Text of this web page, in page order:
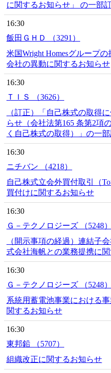
に関するお知らせ」 の一部
16:30
飯田ＧＨＤ （3291）
米国Wright Homesグループ
会社の異動に関するお知らせ
16:30
ＴＩＳ （3626）
（訂正）「自己株式の取得
らせ（会社法第165 条第2項
く自己株式の取得）」の一
16:30
ニチバン （4218）
自己株式立会外買付取引（
買付けに関するお知らせ
16:30
Ｇ－テクノロジーズ （5248）
（開示事項の経過）連結子
式会社海帆との業務提携に
16:30
Ｇ－テクノロジーズ （5248）
系統用蓄電池事業における
関するお知らせ
16:30
東邦鉛 （5707）
組織改正に関するお知らせ